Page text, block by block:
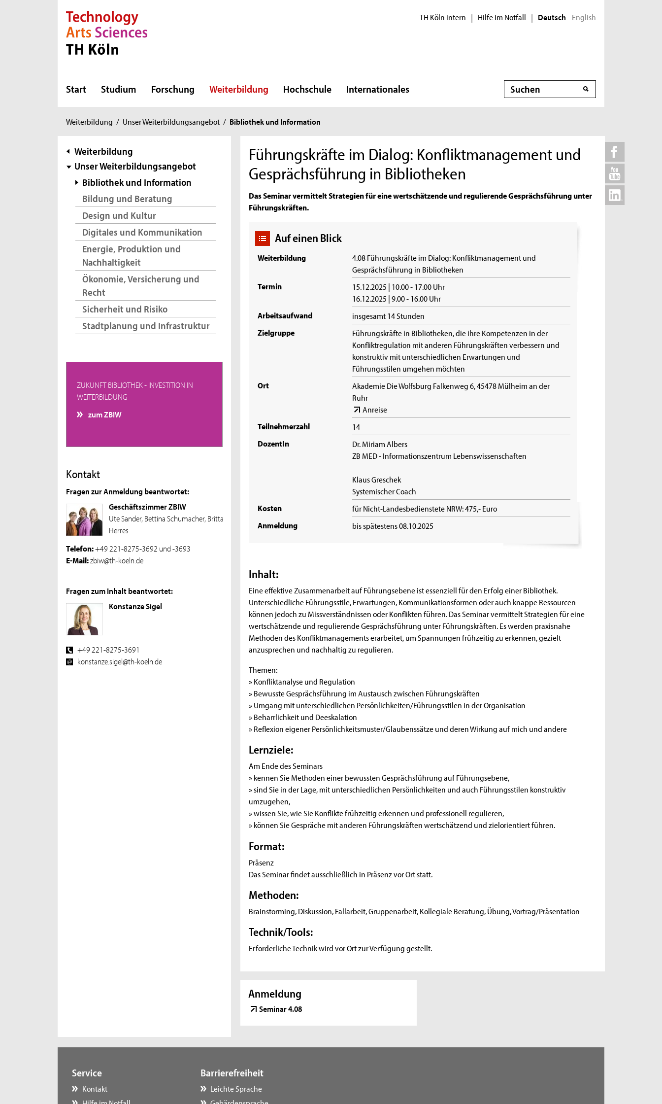
Direkt zur Hauptnavigation
Direkt zur Subnavigation
Direkt zum Inhalt
Direkt zum Fußbereich TH Köln intern | Hilfe im Notfall | Deutsch English
Start Studium Forschung Weiterbildung Hochschule Internationales Suche
Sie
hier:
Weiterbildung / Unser Weiterbildungsangebot / Bibliothek und Information
Subnavigation
Weiterbildung
Unser Weiterbildungsangebot
Bibliothek und Information
Bildung und Beratung
Design und Kultur
Digitales und Kommunikation
Energie, Produktion und
Nachhaltigkeit
Ökonomie, Versicherung und
Recht
Sicherheit und Risiko
Stadtplanung und Infrastruktur
ZUKUNFT BIBLIOTHEK - INVESTITION IN
WEITERBILDUNG
zum ZBIW
Kontakt
Fragen zur Anmeldung beantwortet:
Geschäftszimmer ZBIW
Ute Sander, Bettina Schumacher, Britta
Herres
Telefon:+49 221-8275-3692 und -3693
E-Mail:zbiw@th-koeln.de
Fragen zum Inhalt beantwortet:
Konstanze Sigel
+49 221-8275-3691
konstanze.sigel@th-koeln.de
Führungskräfte im Dialog: Konfliktmanagement und
Gesprächsführung in Bibliotheken
Das Seminar vermittelt Strategien für eine wertschätzende und regulierende Gesprächsführung unter
Führungskräften.
Auf einen Blick
Weiterbildung
4.08 Führungskräfte im Dialog: Konfliktmanagement und
Gesprächsführung in Bibliotheken
Termin
15.12.2025 | 10.00 - 17.00 Uhr
16.12.2025 | 9.00 - 16.00 Uhr
Arbeitsaufwand
insgesamt 14 Stunden
Zielgruppe
Führungskräfte in Bibliotheken, die ihre Kompetenzen in der
Konfliktregulation mit anderen Führungskräften verbessern und
konstruktiv mit unterschiedlichen Erwartungen und
Führungsstilen umgehen möchten
Ort
Akademie Die Wolfsburg Falkenweg 6, 45478 Mülheim an der
Ruhr
Anreise
Teilnehmerzahl
14
DozentIn
Dr. Miriam Albers
ZB MED - Informationszentrum Lebenswissenschaften
Klaus Greschek
Systemischer Coach
Kosten
für Nicht-Landesbedienstete NRW: 475,- Euro
Anmeldung
bis spätestens 08.10.2025
Inhalt:
Eine effektive Zusammenarbeit auf Führungsebene ist essenziell für den Erfolg einer Bibliothek.
Unterschiedliche Führungsstile, Erwartungen, Kommunikationsformen oder auch knappe Ressourcen
können jedoch zu Missverständnissen oder Konflikten führen. Das Seminar vermittelt Strategien für eine
wertschätzende und regulierende Gesprächsführung unter Führungskräften. Es werden praxisnahe
Methoden des Konfliktmanagements erarbeitet, um Spannungen frühzeitig zu erkennen, gezielt
anzusprechen und nachhaltig zu regulieren.
Themen:
» Konfliktanalyse und Regulation
» Bewusste Gesprächsführung im Austausch zwischen Führungskräften
» Umgang mit unterschiedlichen Persönlichkeiten/Führungsstilen in der Organisation
» Beharrlichkeit und Deeskalation
» Reflexion eigener Persönlichkeitsmuster/Glaubenssätze und deren Wirkung auf mich und andere
Lernziele:
Am Ende des Seminars
» kennen Sie Methoden einer bewussten Gesprächsführung auf Führungsebene,
» sind Sie in der Lage, mit unterschiedlichen Persönlichkeiten und auch Führungsstilen konstruktiv
umzugehen,
» wissen Sie, wie Sie Konflikte frühzeitig erkennen und professionell regulieren,
» können Sie Gespräche mit anderen Führungskräften wertschätzend und zielorientiert führen.
Format:
Präsenz
Das Seminar findet ausschließlich in Präsenz vor Ort statt.
Methoden:
Brainstorming, Diskussion, Fallarbeit, Gruppenarbeit, Kollegiale Beratung, Übung, Vortrag/Präsentation
Technik/Tools:
Erforderliche Technik wird vor Ort zur Verfügung gestellt.
Anmeldung
Seminar 4.08
Service
Kontakt
Barrierefreiheit
Leichte Sprache